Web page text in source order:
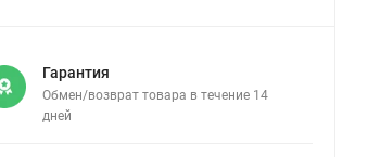
Гарантия
Обмен/возврат товара в течение 14
дней